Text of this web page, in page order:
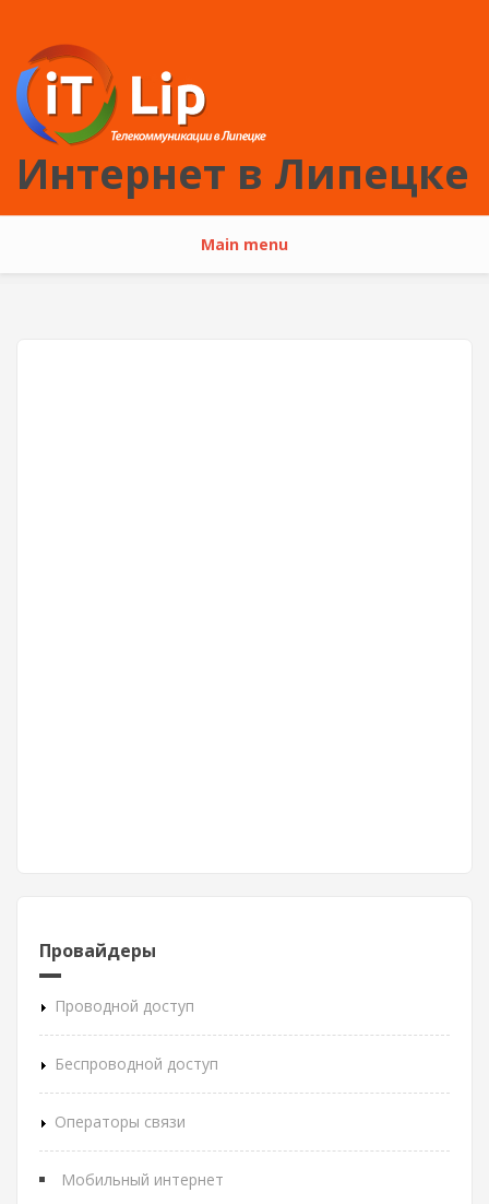
Интернет в Липецке
Main menu
Провайдеры
Проводной доступ
Беспроводной доступ
Операторы связи
Мобильный интернет